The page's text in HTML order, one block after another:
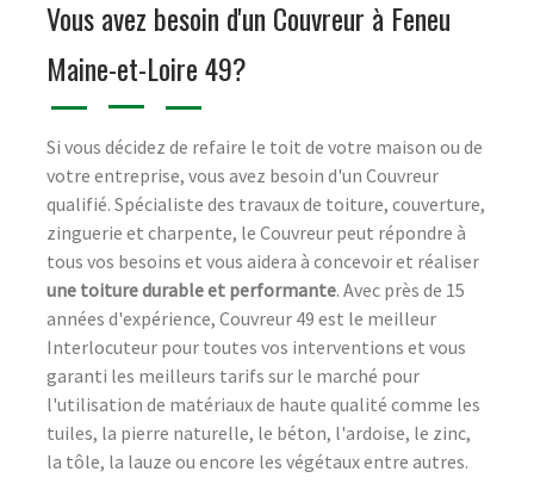
Vous avez besoin d'un Couvreur à Feneu
Maine-et-Loire 49?
Si vous décidez de refaire le toit de votre maison ou de
votre entreprise, vous avez besoin d'un Couvreur
qualifié. Spécialiste des travaux de toiture, couverture,
zinguerie et charpente, le Couvreur peut répondre à
tous vos besoins et vous aidera à concevoir et réaliser
une toiture durable et performante. Avec près de 15
années d'expérience, Couvreur 49 est le meilleur
Interlocuteur pour toutes vos interventions et vous
garanti les meilleurs tarifs sur le marché pour
l'utilisation de matériaux de haute qualité comme les
tuiles, la pierre naturelle, le béton, l'ardoise, le zinc,
la tôle, la lauze ou encore les végétaux entre autres.